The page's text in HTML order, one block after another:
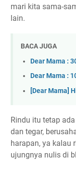
mari kita sama-
lain.
BACA JUGA
Dear Mama :
Dear Mama :
[Dear Mama]
Rindu itu tetap
dan tegar,
harapan, ya kalau
ujungnya nulis di